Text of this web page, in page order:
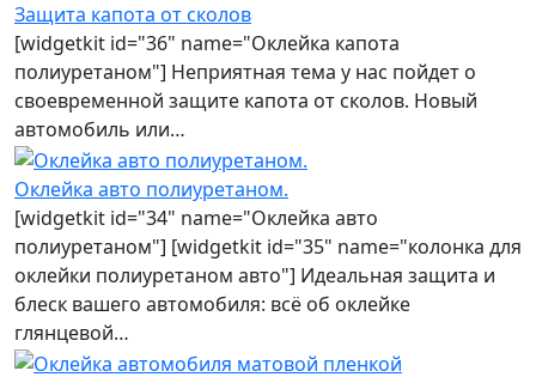
Защита капота от сколов
[widgetkit id="36" name="Оклейка капота
полиуретаном"] Неприятная тема у нас пойдет о
своевременной защите капота от сколов. Новый
автомобиль или…
Оклейка авто полиуретаном.
[widgetkit id="34" name="Оклейка авто
полиуретаном"] [widgetkit id="35" name="колонка для
оклейки полиуретаном авто"] Идеальная защита и
блеск вашего автомобиля: всё об оклейке
глянцевой…